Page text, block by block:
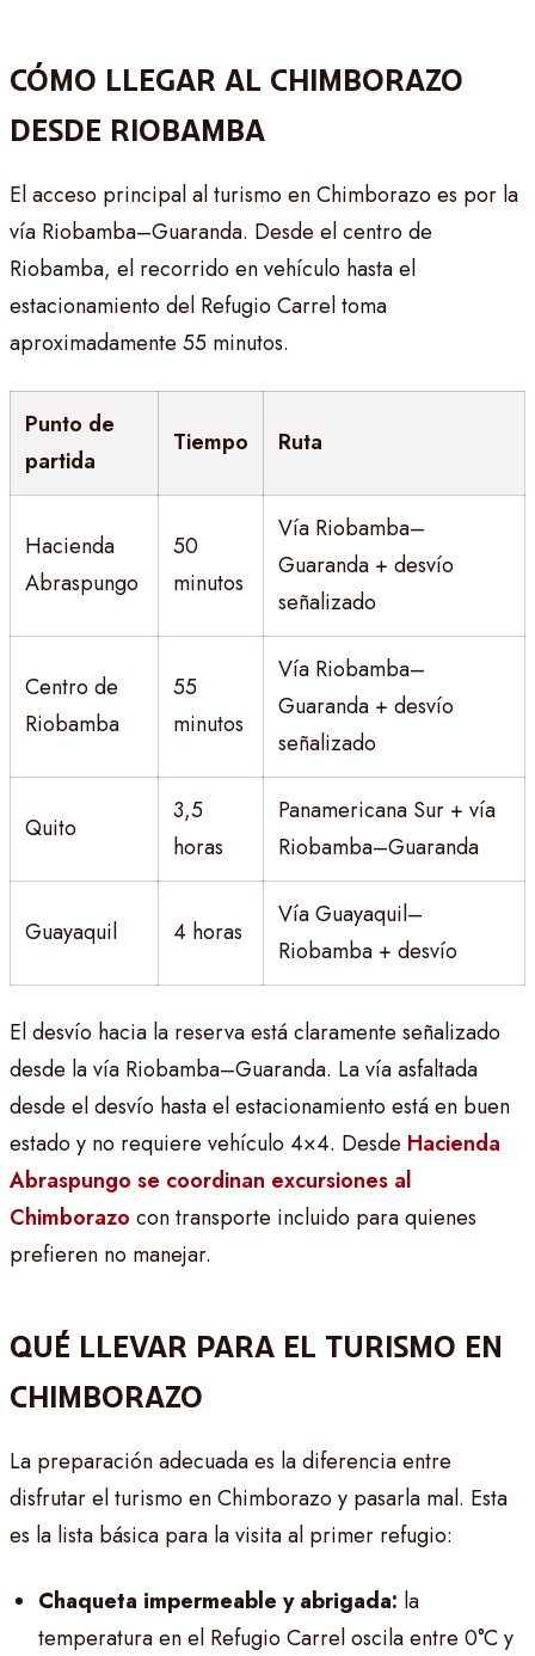
CÓMO LLEGAR AL CHIMBORAZO
DESDE RIOBAMBA
El acceso principal al turismo en Chimborazo es por la
vía Riobamba–Guaranda. Desde el centro de
Riobamba, el recorrido en vehículo hasta el
estacionamiento del Refugio Carrel toma
aproximadamente 55 minutos.
Punto de
partida
Tiempo Ruta
Hacienda
Abraspungo
50
minutos
Vía Riobamba–
Guaranda + desvío
señalizado
Centro de
Riobamba
55
minutos
Vía Riobamba–
Guaranda + desvío
señalizado
Quito
3,5
horas
Panamericana Sur + vía
Riobamba–Guaranda
Guayaquil 4 horas
Vía Guayaquil–
Riobamba + desvío
El desvío hacia la reserva está claramente señalizado
desde la vía Riobamba–Guaranda. La vía asfaltada
desde el desvío hasta el estacionamiento está en buen
estado y no requiere vehículo 4×4. Desde Hacienda
Abraspungo se coordinan excursiones al
Chimborazo con transporte incluido para quienes
prefieren no manejar.
QUÉ LLEVAR PARA EL TURISMO EN
CHIMBORAZO
La preparación adecuada es la diferencia entre
disfrutar el turismo en Chimborazo y pasarla mal. Esta
es la lista básica para la visita al primer refugio:
Chaqueta impermeable y abrigada: la
temperatura en el Refugio Carrel oscila entre 0°C y